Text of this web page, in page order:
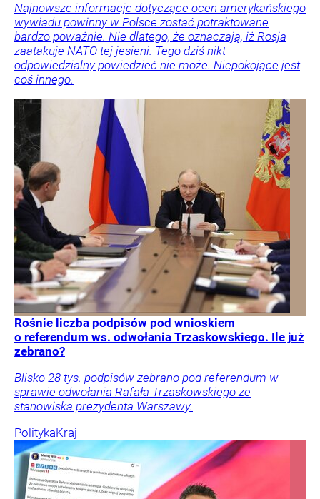
Najnowsze informacje dotyczące ocen amerykańskiego
wywiadu powinny w Polsce zostać potraktowane
bardzo poważnie. Nie dlatego, że oznaczają, iż Rosja
zaatakuje NATO tej jesieni. Tego dziś nikt
odpowiedzialny powiedzieć nie może. Niepokojące jest
coś innego.
Rośnie liczba podpisów pod wnioskiem
o referendum ws. odwołania Trzaskowskiego. Ile już
zebrano?
Blisko 28 tys. podpisów zebrano pod referendum w
sprawie odwołania Rafała Trzaskowskiego ze
stanowiska prezydenta Warszawy.
PolitykaKraj